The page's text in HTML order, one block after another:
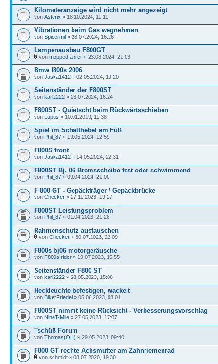
Kilometeranzeige wird nicht mehr angezeigt
von Asterix » 18.10.2024, 11:11
Vibrationen beim Gas wegnehmen
von Spidermil » 28.07.2024, 16:26
Lampenausbau F800GT
von moppedfahrer » 23.08.2024, 21:03
Bmw f800s 2006
von Jaska1412 » 02.05.2024, 19:20
Seitenständer der F800ST
von karl2222 » 23.07.2024, 16:24
F800ST - Quietscht beim Rückwärtsschieben
von Lupus » 10.01.2019, 11:38
Spiel im Schalthebel am Fuß
von Phil_87 » 19.05.2024, 12:59
F800S front
von Jaska1412 » 14.05.2024, 22:31
F800ST Bj. 06 Bremsscheibe fest oder schwimmend
von Phil_87 » 09.04.2024, 21:00
F 800 GT - Gepäckträger / Gepäckbrücke
von Checker » 27.11.2023, 19:27
F800ST Leistungsproblem
von Phil_87 » 01.04.2023, 21:28
Rahmenschutz austauschen
von Checker » 30.07.2023, 22:09
F800s bj06 motorgeräusche
von F800s rider » 19.07.2023, 15:55
Seitenständer F800 ST
von karl2222 » 28.05.2023, 15:06
Heckleuchte befestigen, wackelt
von BikerFriedel » 05.06.2023, 08:01
F800ST nimmt keine Rücksicht - Verbesserungsvorschlag
von NineT-Mile » 27.05.2023, 17:07
Tschüß Forum
von Thomas(OH) » 29.05.2023, 09:40
F800 GT rechte Achsmutter am Zahnriemenrad
von schmidt » 08.07.2020, 19:30